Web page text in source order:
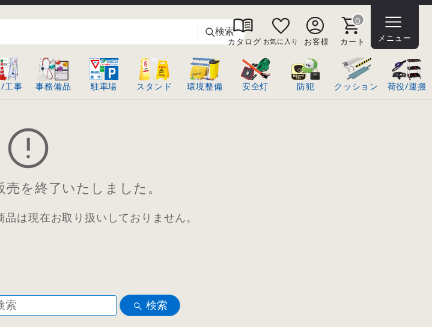
検索
カタログ お気に入り お客様
0
カート メニュー
工事 事務備品 駐車場 スタンド 環境整備 安全灯 防犯 クッション 荷役/運搬
を終了いたしました。
は現在お取り扱いしておりません。
検索